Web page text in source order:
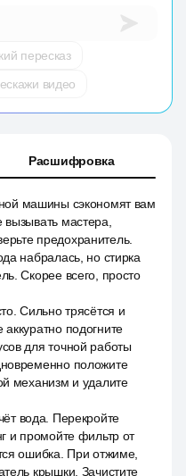
пересказ
видео
Расшифровка
машины сэкономят вам
мастера,
предохранитель.
набралась, но стирка
Скорее всего, просто
Сильно трясётся и
подогните
для точной работы
положите
механизм и удалите
вода. Перекройте
и промойте фильтр от
ошибка. При отжиме,
крышки. Зачистите